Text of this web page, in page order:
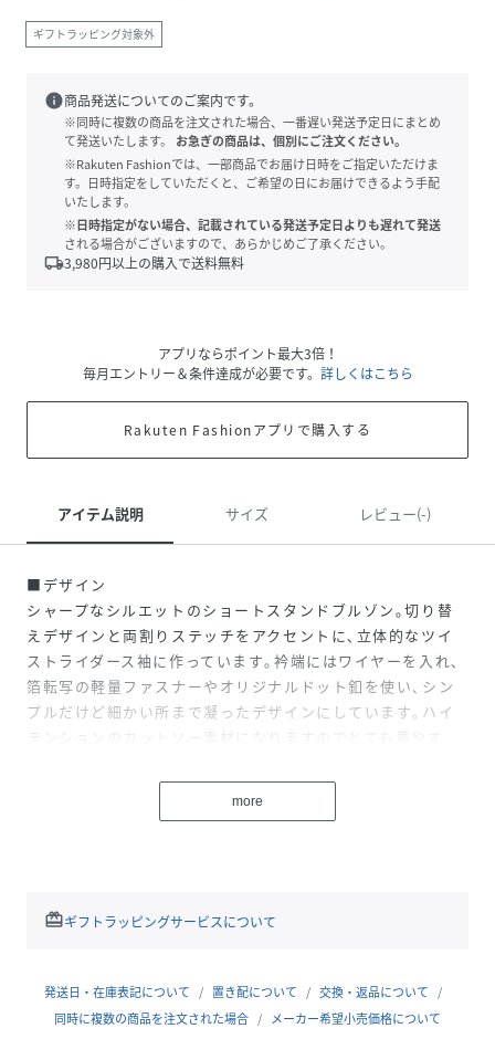
ギフトラッピング対象外
info商品発送についてのご案内です。
※同時に複数の商品を注文された場合、一番遅い発送予定日にまとめ
て発送いたします。
お急ぎの商品は、個別にご注文ください。
※Rakuten Fashionでは、一部商品でお届け日時をご指定いただけま
す。日時指定をしていただくと、ご希望の日にお届けできるよう手配
いたします。
※日時指定がない場合、記載されている発送予定日よりも遅れて発送
される場合がございますので、あらかじめご了承ください。
local_shipping3,980円以上の購入で送料無料
アプリならポイント最大3倍！
毎月エントリー＆条件達成が必要です。 詳しくはこちら
Rakuten Fashionアプリで購入する
アイテム説明 サイズ レビュー(-)
■デザイン
シャープなシルエットのショートスタンドブルゾン｡切り替
えデザインと両割りステッチをアクセントに､立体的なツイ
ストライダース袖に作っています｡衿端にはワイヤーを入れ､
箔転写の軽量ファスナーやオリジナルドット釦を使い､シン
プルだけど細かい所まで凝ったデザインにしています｡ハイ
テンションのカットソー素材になりますのでとても着やす
の素材はとても特殊で縫製が難しいので工場に頼み込んで作
のカットソー素材になりますので細身のサイズ感にしてま
■素材
ナイロンジャージの2WAYストレッチ素材をベースに､リアル
more
redeemギフトラッピングサービスについて
発送日・在庫表記について 置き配について
交換・返品について
同時に複数の商品を注文された場合
メーカー希望小売価格について